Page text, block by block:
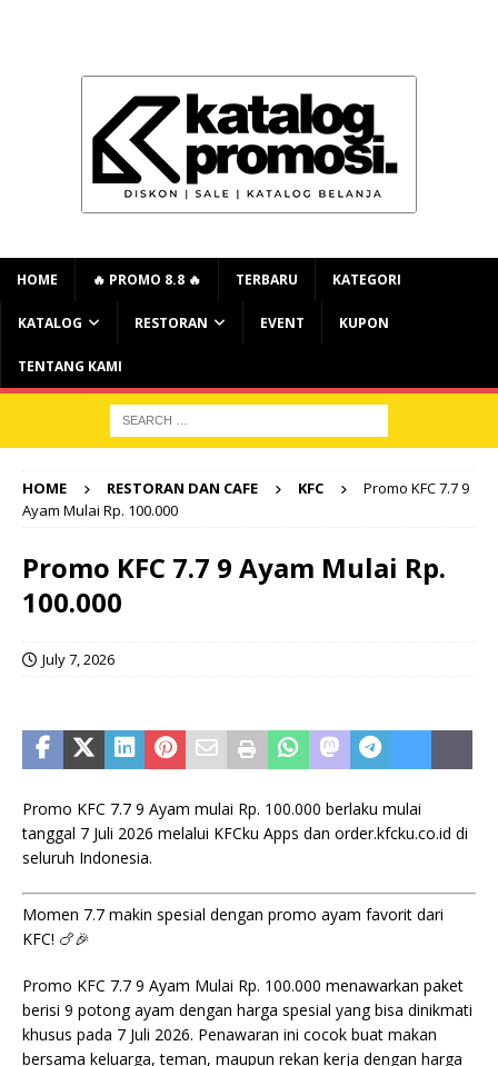
HOME 🔥 PROMO 8.8 🔥 TERBARU KATEGORI
KATALOG RESTORAN EVENT KUPON
TENTANG KAMI
HOME RESTORAN DAN CAFE KFC
Promo KFC 7.7 9
Ayam Mulai Rp. 100.000
Promo KFC 7.7 9 Ayam Mulai Rp.
100.000
July 7, 2026
Promo KFC 7.7 9 Ayam mulai Rp. 100.000 berlaku mulai
tanggal 7 Juli 2026 melalui KFCku Apps dan order.kfcku.co.id di
seluruh Indonesia.
Momen 7.7 makin spesial dengan promo ayam favorit dari
KFC! 🍗🎉
Promo KFC 7.7 9 Ayam Mulai Rp. 100.000 menawarkan paket
berisi 9 potong ayam dengan harga spesial yang bisa dinikmati
khusus pada 7 Juli 2026. Penawaran ini cocok buat makan
bersama keluarga, teman, maupun rekan kerja dengan harga